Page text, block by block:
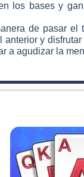
los bases y
de pasar
y
a agudizar la